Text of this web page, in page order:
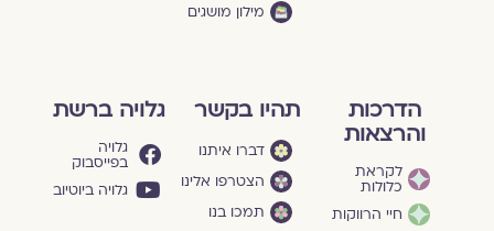
מילון מושגים
הדרכות
והרצאות
לקראת
כלולות
חיי הרווקות
תהיו בקשר
דברו איתנו
הצטרפו אלינו
תמכו בנו
גלויה ברשת
גלויה
בפייסבוק
גלויה ביוטיוב